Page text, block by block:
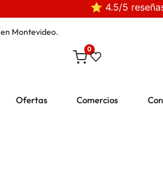
⭐ 4.5/5
Montevideo.
0
Ofertas Comercios